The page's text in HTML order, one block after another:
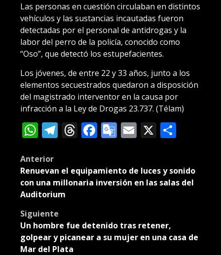
Las personas en cuestión circulaban en distintos
vehículos y las sustancias incautadas fueron
detectadas por el personal de antidrogas y la
labor del perro de la policía, conocido como
“Oso”, que detectó los estupefacientes.
Los jóvenes, de entre 22 y 33 años, junto a los
elementos secuestrados quedaron a disposición
del magistrado interventor en la causa por
infracción a la Ley de Drogas 23.737. (Télam)
WhatsApp
Telegram
Threads
Facebook
Google
Email
X
Post
navigation
Anterior
Renuevan el equipamiento de luces y sonido
con una millonaria inversión en las salas del
Auditorium
Siguiente
Un hombre fue detenido tras retener,
golpear y picanear a su mujer en una casa de
Mar del Plata